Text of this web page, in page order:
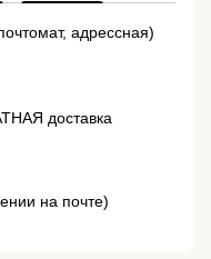
адрессная)
доставка
на почте)